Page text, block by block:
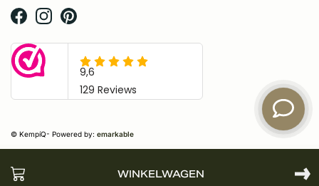
WINKELWAGEN
© KempíQ- Powered by: emarkable